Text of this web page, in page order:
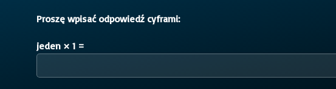
Proszę wpisać odpowiedź cyframi:
jeden × 1 =